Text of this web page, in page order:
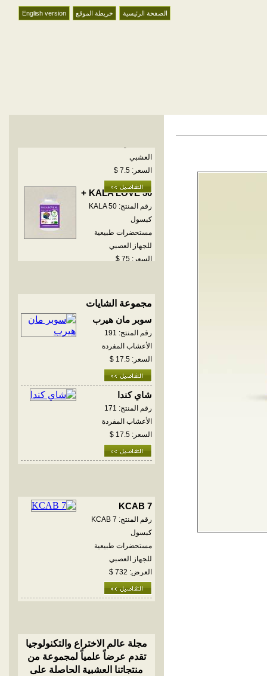
الصفحة الرئيسية خريطة الموقع English version
KALA LOVE 50 +
رقم المنتج: KALA 50
كبسول
مستحضرات طبيعية
للجهاز العصبي
السعر: 75 $
مجموعة الشايات
سوبر مان هيرب
رقم المنتج: 191
الأعشاب المفردة
السعر: 17.5 $
شاي كندا
رقم المنتج: 171
الأعشاب المفردة
السعر: 17.5 $
KCAB 7
رقم المنتج: KCAB 7
كبسول
مستحضرات طبيعية
للجهاز العصبي
العرض: 732 $
مجلة عالم الاختراع والتكنولوجيا
تقدم عرضاً علمياً لمجموعة من
منتجاتنا العشبية الحاصلة على